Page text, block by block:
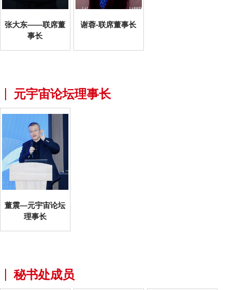
张大东——联席董
事长
谢蓉-联席董事长
元宇宙论坛理事长
董震—元宇宙论坛
理事长
秘书处成员